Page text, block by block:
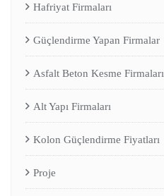
Hafriyat Firmaları
Güçlendirme Yapan Firmalar
Asfalt Beton Kesme Firmaları
Alt Yapı Firmaları
Kolon Güçlendirme Fiyatları
Proje